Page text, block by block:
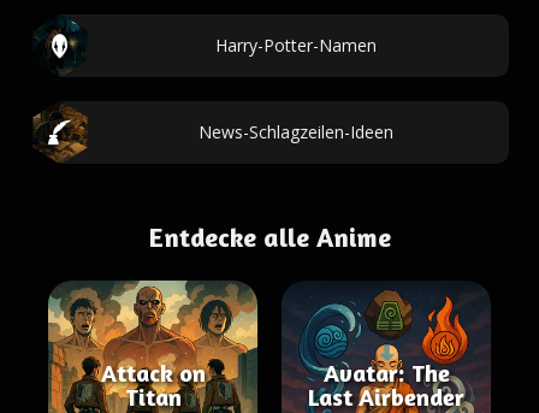
Harry-Potter-Namen
News-Schlagzeilen-Ideen
Entdecke alle Anime
Attack on
Titan
Avatar: The
Last Airbender